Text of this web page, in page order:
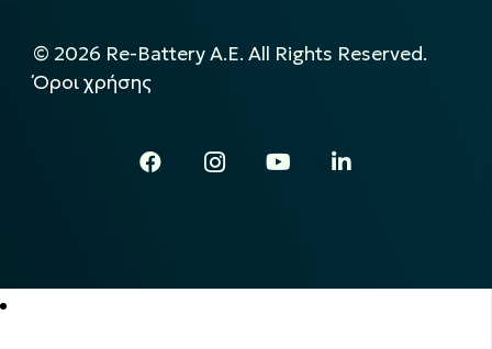
© 2026 Re-Battery A.E. All Rights Reserved.
Όροι χρήσης